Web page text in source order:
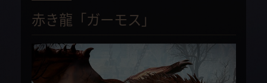
赤き龍「ガーモス」